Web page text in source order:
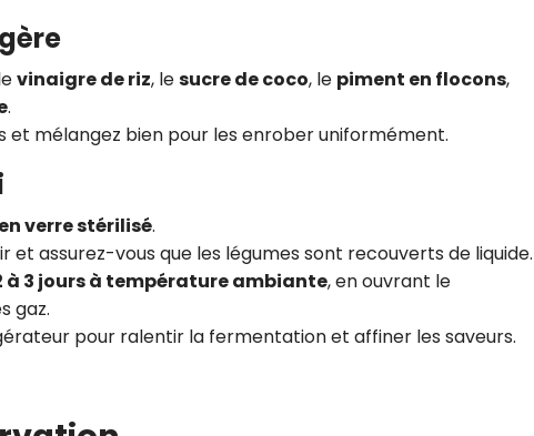
vinaigre de riz, lesucre de coco, le piment en flocons,
.
et mélangez bien pour les enrober uniformément.
verre stérilisé.
et assurez-vous que les légumes sont recouverts de liquide.
à 3 jours à température ambiante, en ouvrant le
gaz.
pour ralentir la fermentation et affiner les saveurs.